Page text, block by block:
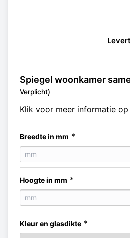
Spiegel woonkamer
Verplicht)
Klik voor meer informatie op
Breedte in mm *
Hoogte in mm *
Kleur en glasdikte *